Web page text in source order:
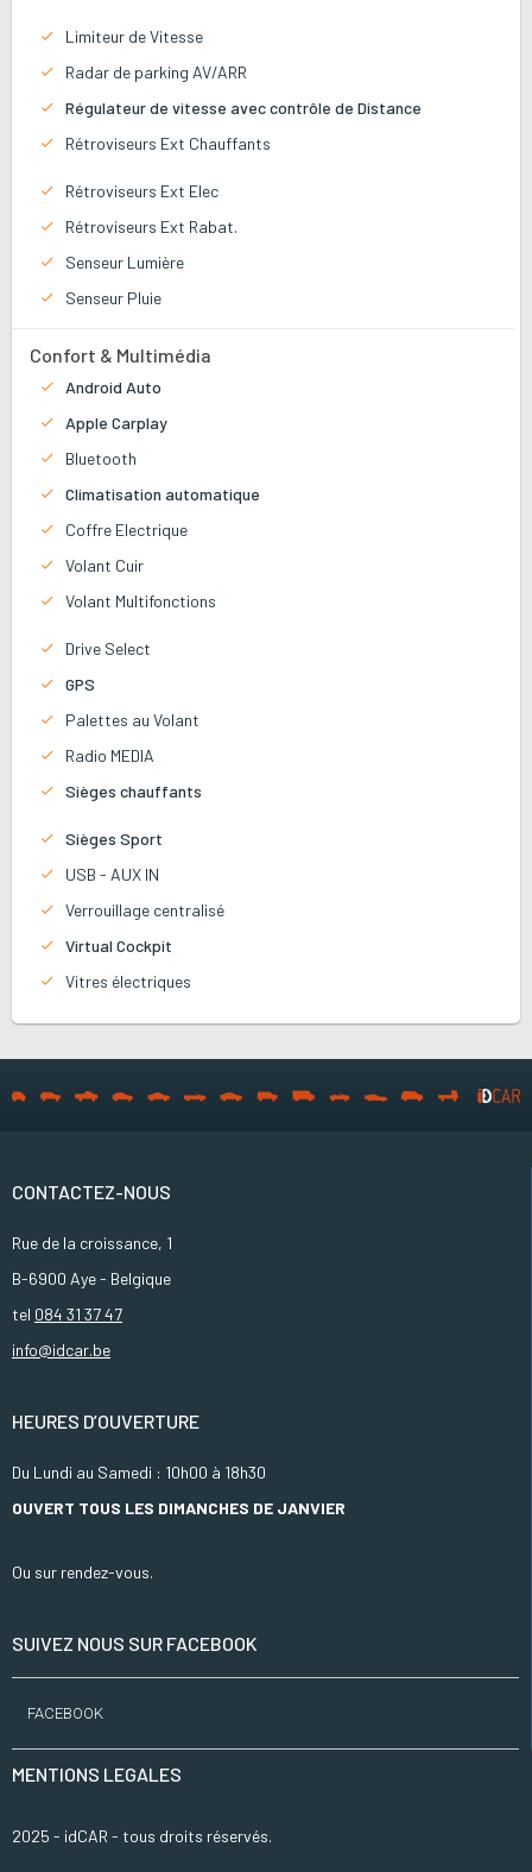
Limiteur de Vitesse
Radar de parking AV/ARR
Régulateur de vitesse avec contrôle de Distance
Rétroviseurs Ext Chauffants
Rétroviseurs Ext Elec
Rétroviseurs Ext Rabat.
Senseur Lumière
Senseur Pluie
Confort & Multimédia
Android Auto
Apple Carplay
Bluetooth
Climatisation automatique
Coffre Electrique
Volant Cuir
Volant Multifonctions
Drive Select
GPS
Palettes au Volant
Radio MEDIA
Sièges chauffants
Sièges Sport
USB - AUX IN
Verrouillage centralisé
Virtual Cockpit
Vitres électriques
CONTACTEZ-NOUS
Rue de la croissance, 1
B-6900 Aye - Belgique
tel 084 31 37 47
info@idcar.be
HEURES D’OUVERTURE
Du Lundi au Samedi : 10h00 à 18h30
OUVERT TOUS LES DIMANCHES DE JANVIER
Ou sur rendez-vous.
SUIVEZ NOUS SUR FACEBOOK
FACEBOOK
MENTIONS LEGALES
2025 - idCAR - tous droits réservés.